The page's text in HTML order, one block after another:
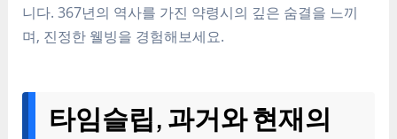
니다. 367년의 역사를 가진 약령시의 깊은 숨결을 느끼
며, 진정한 웰빙을 경험해보세요.
타임슬립, 과거와 현재의